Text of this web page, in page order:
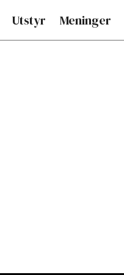
Utstyr Meninger